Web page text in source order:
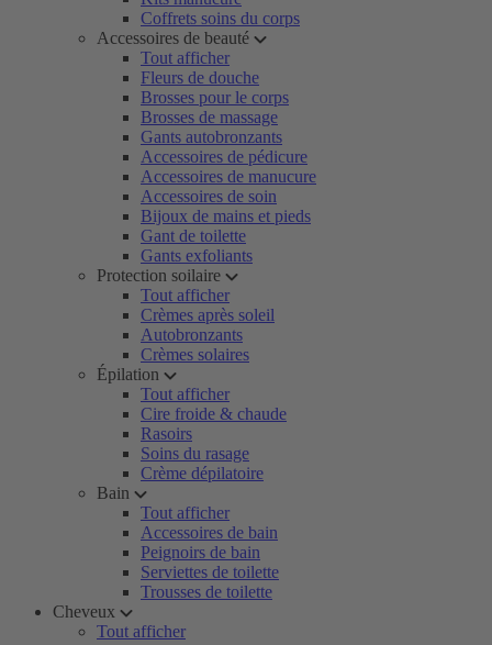
Coffrets soins du corps
Accessoires de beauté
Tout afficher
Fleurs de douche
Brosses pour le corps
Brosses de massage
Gants autobronzants
Accessoires de pédicure
Accessoires de manucure
Accessoires de soin
Bijoux de mains et pieds
Gant de toilette
Gants exfoliants
Protection soilaire
Tout afficher
Crèmes après soleil
Autobronzants
Crèmes solaires
Épilation
Tout afficher
Cire froide & chaude
Rasoirs
Soins du rasage
Crème dépilatoire
Bain
Tout afficher
Accessoires de bain
Peignoirs de bain
Serviettes de toilette
Trousses de toilette
Cheveux
Tout afficher